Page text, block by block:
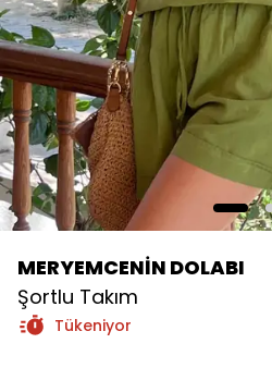
MERYEMCENİN DOLABI
Şortlu Takım
Tükeniyor